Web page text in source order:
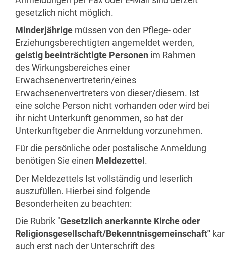
gesetzlich nicht möglich.
Minderjährige müssen von den Pflege- oder
Erziehungsberechtigten angemeldet werden,
geistig beeinträchtigte Personen im Rahmen
des Wirkungsbereiches einer
Erwachsenenvertreterin/eines
Erwachsenenvertreters von dieser/diesem. Ist
eine solche Person nicht vorhanden oder wird bei
ihr nicht Unterkunft genommen, so hat der
Unterkunftgeber die Anmeldung vorzunehmen.
Für die persönliche oder postalische Anmeldung
benötigen Sie einen Meldezettel .
Der Meldezettels Ist vollständig und leserlich
auszufüllen. Hierbei sind folgende
Besonderheiten zu beachten:
Die Rubrik "Gesetzlich anerkannte Kirche oder
Religionsgesellschaft/Bekenntnisgemeinschaft"
auch erst nach der Unterschrift des